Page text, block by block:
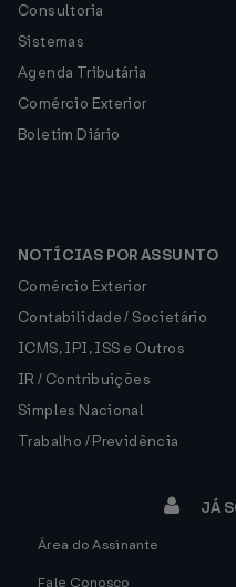
Consultoria
Sistemas
Agenda Tributária
Comércio Exterior
Boletim Diário
NOTÍCIAS POR ASSUNTO
Comércio Exterior
Contabilidade / Societário
ICMS, IPI, ISS e Outros
IR / Contribuições
Simples Nacional
Trabalho / Previdência
JÁ
Área do Assinante
Fale Conosco